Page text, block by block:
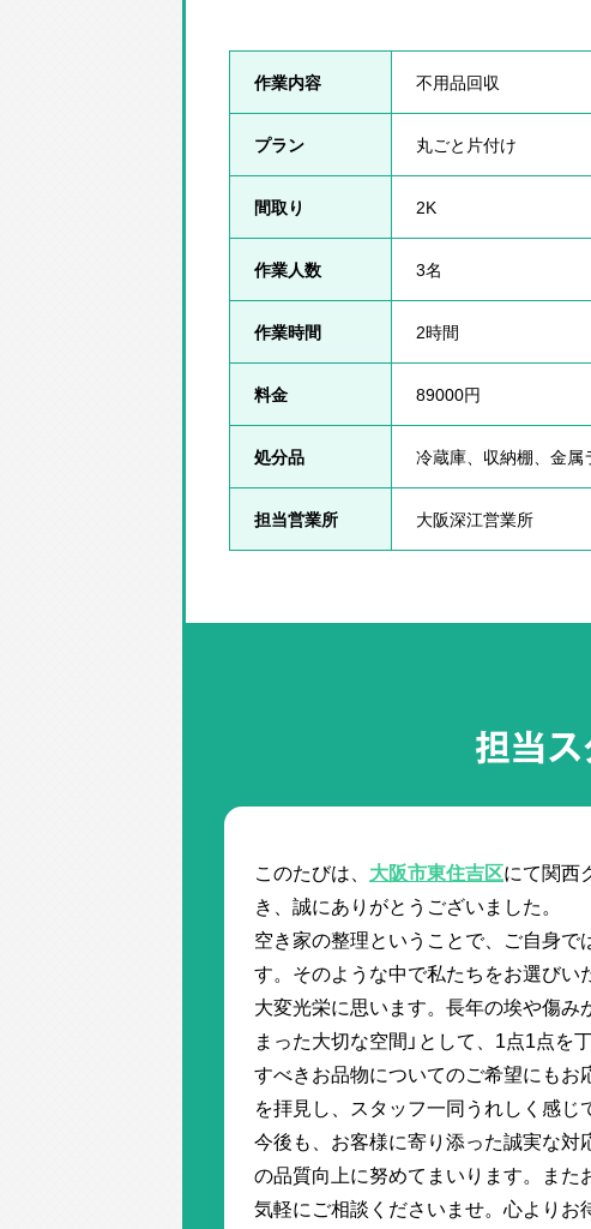
作業内容 不用品回収
プラン 丸ごと片付け
間取り 2K
作業人数 3名
作業時間 2時間
料金 89000円
処分品 冷蔵庫、収納棚、金
担当営業所 大阪深江営業所
担当ス
このたびは、 大阪市東住吉区にて関西
き、誠にありがとうございました。
空き家の整理ということで、ご自身
す。そのような中で私たちをお選びい
大変光栄に思います。長年の埃や傷み
まった大切な空間」として、1点1点
すべきお品物についてのご希望にも
を拝見し、スタッフ一同うれしく感じ
今後も、お客様に寄り添った誠実な
の品質向上に努めてまいります。ま
気軽にご相談くださいませ。心よりお